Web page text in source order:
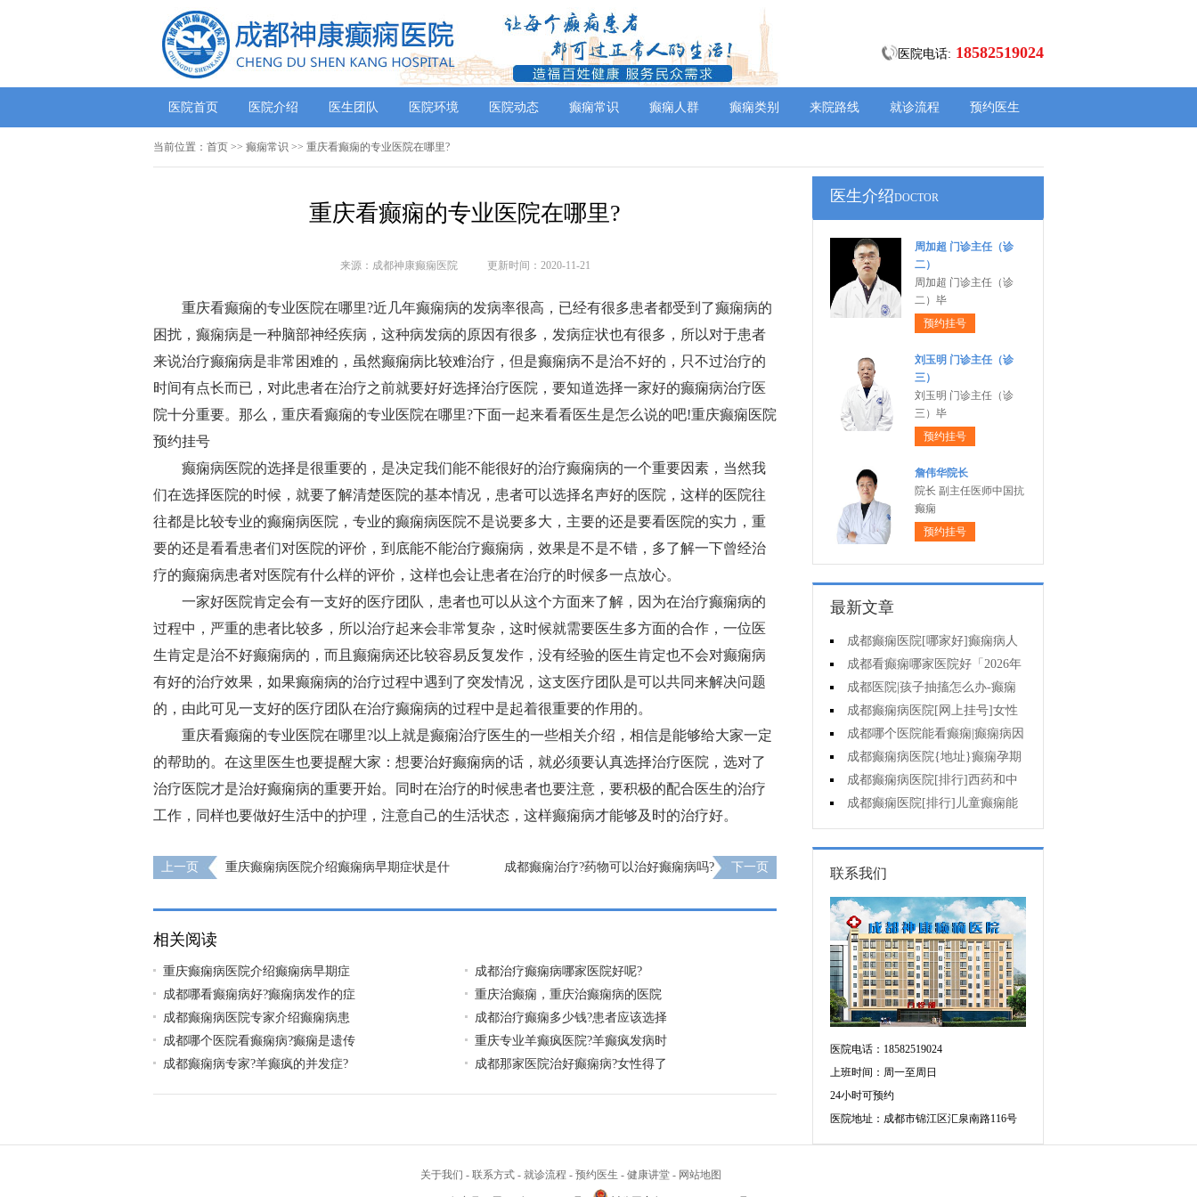
医院电话: 18582519024
医院首页 医院介绍 医生团队 医院环境 医院动态 癫痫常识 癫痫人群 癫痫类别 来院路线 就诊流程 预约医生
当前位置： 首页 >> 癫痫常识 >> 重庆看癫痫的专业医院在哪里?
重庆看癫痫的专业医院在哪里?
来源：成都神康癫痫医院 更新时间：2020-11-21
重庆看癫痫的专业医院在哪里?近几年癫痫病的发病率很高，已经有很多患者都受到了癫痫病的
困扰，癫痫病是一种脑部神经疾病，这种病发病的原因有很多，发病症状也有很多，所以对于患者
来说治疗癫痫病是非常困难的，虽然癫痫病比较难治疗，但是癫痫病不是治不好的，只不过治疗的
时间有点长而已，对此患者在治疗之前就要好好选择治疗医院，要知道选择一家好的癫痫病治疗医
院十分重要。那么，重庆看癫痫的专业医院在哪里?下面一起来看看医生是怎么说的吧!重庆癫痫医院
预约挂号
癫痫病医院的选择是很重要的，是决定我们能不能很好的治疗癫痫病的一个重要因素，当然我
们在选择医院的时候，就要了解清楚医院的基本情况，患者可以选择名声好的医院，这样的医院往
往都是比较专业的癫痫病医院，专业的癫痫病医院不是说要多大，主要的还是要看医院的实力，重
要的还是看看患者们对医院的评价，到底能不能治疗癫痫病，效果是不是不错，多了解一下曾经治
疗的癫痫病患者对医院有什么样的评价，这样也会让患者在治疗的时候多一点放心。
一家好医院肯定会有一支好的医疗团队，患者也可以从这个方面来了解，因为在治疗癫痫病的
过程中，严重的患者比较多，所以治疗起来会非常复杂，这时候就需要医生多方面的合作，一位医
生肯定是治不好癫痫病的，而且癫痫病还比较容易反复发作，没有经验的医生肯定也不会对癫痫病
有好的治疗效果，如果癫痫病的治疗过程中遇到了突发情况，这支医疗团队是可以共同来解决问题
的，由此可见一支好的医疗团队在治疗癫痫病的过程中是起着很重要的作用的。
重庆看癫痫的专业医院在哪里?以上就是癫痫治疗医生的一些相关介绍，相信是能够给大家一定
的帮助的。在这里医生也要提醒大家：想要治好癫痫病的话，就必须要认真选择治疗医院，选对了
治疗医院才是治好癫痫病的重要开始。同时在治疗的时候患者也要注意，要积极的配合医生的治疗
工作，同样也要做好生活中的护理，注意自己的生活状态，这样癫痫病才能够及时的治疗好。
上一页
重庆癫痫病医院介绍癫痫病早期症状是什
成都癫痫治疗?药物可以治好癫痫病吗? 下一页
相关阅读
重庆癫痫病医院介绍癫痫病早期症
成都治疗癫痫病哪家医院好呢?
成都哪看癫痫病好?癫痫病发作的症
重庆治癫痫，重庆治癫痫病的医院
成都癫痫病医院专家介绍癫痫病患
成都治疗癫痫多少钱?患者应该选择
成都哪个医院看癫痫病?癫痫是遗传
重庆专业羊癫疯医院?羊癫疯发病时
成都癫痫病专家?羊癫疯的并发症?
成都那家医院治好癫痫病?女性得了
医生介绍DOCTOR
周加超 门诊主任（诊
二）
周加超 门诊主任（诊
二）毕
预约挂号
刘玉明 门诊主任（诊
三）
刘玉明 门诊主任（诊
三）毕
预约挂号
詹伟华院长
院长 副主任医师中国抗
癫痫
预约挂号
最新文章
成都癫痫医院[哪家好]癫痫病人
一定要注意哪些护理问题?
成都看癫痫哪家医院好「2026年
度公布」这些常见的食物能帮助癫
痫治疗!
成都医院|孩子抽搐怎么办-癫痫
性精神障碍的护理措施有哪些?
成都癫痫病医院[网上挂号]女性
癫痫治疗方法有哪些?
成都哪个医院能看癫痫|癫痫病因
治疗?成都癫痫病医院{地址}癫痫孕期
要留意什么?
成都癫痫病医院[排行]西药和中
药治羊癫疯哪个好?
成都癫痫医院[排行]儿童癫痫能
治疗好吗?
联系我们
医院电话：18582519024
上班时间：周一至周日
24小时可预约
医院地址：成都市锦江区汇泉南路116号
关于我们 - 联系方式 - 就诊流程 - 预约医生 - 健康讲堂 - 网站地图